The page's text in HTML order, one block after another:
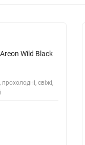
Wild Black
свіжі,